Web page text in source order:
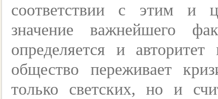
соответствии с этим и
значение важнейшего
определяется и
общество переживает
только светских, но и